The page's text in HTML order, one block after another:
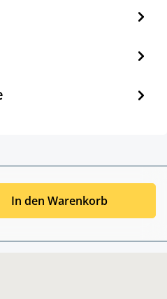
In den Warenkorb